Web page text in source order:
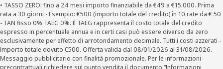
• TASSO ZERO: fino a 24 mesi importo finanziabile da €49 a €15.000. Prima
rata a 30 giorni - Esempio: €500 (importo totale del credito) in 10 rate da € 50
- TAN fisso 0% TAEG 0%. Il TAEG rappresenta il costo totale del credito
espresso in percentuale annua e in certi casi può essere diverso da zero
esclusivamente per effetto di arrotondamento decimale. Tutti i costi azzerati -
Importo totale dovuto €500. Offerta valida dal 08/01/2026 al 31/08/2026.
Messaggio pubblicitario con finalità promozionale. Per le informazioni
precontrattuali richiedere sul punto vendita il documento “Informazioni